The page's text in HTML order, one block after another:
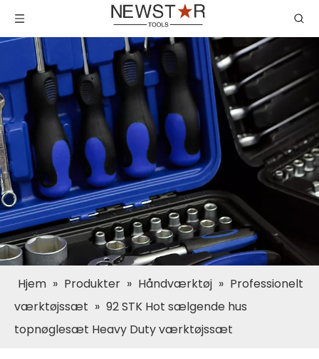
Hjem » Produkter » Håndværktøj » Professionelt
værktøjssæt » 92 STK Hot sælgende hus
topnøglesæt Heavy Duty værktøjssæt